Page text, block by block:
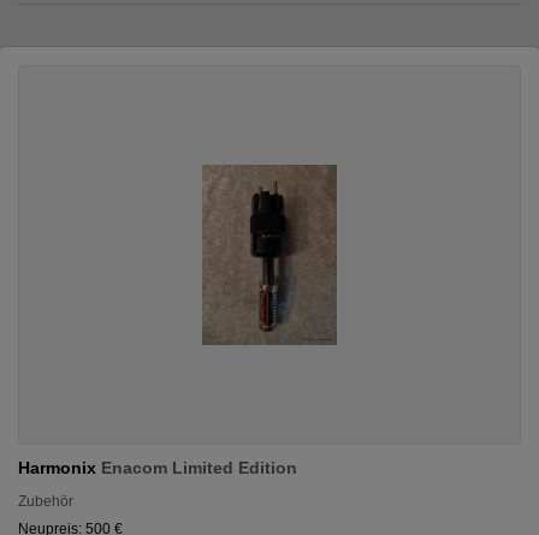
Harmonix Enacom Limited Edition
Zubehör
Neupreis: 500 €